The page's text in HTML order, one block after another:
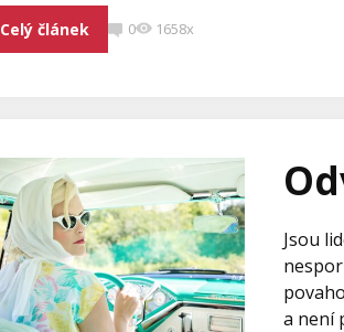
Celý článek 0 1658x
Jsou
a není